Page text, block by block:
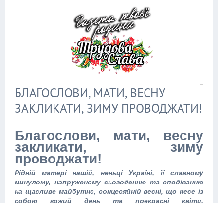
БЛАГОСЛОВИ, МАТИ, ВЕСНУ
ЗАКЛИКАТИ, ЗИМУ ПРОВОДЖАТИ!
Благослови, мати, весну
закликати, зиму
проводжати!
Рідній матері нашій, неньці Україні, її славному
минулому, напруженому сьогоденню та сподіванню
на щасливе майбутнє, сонцесяйній весні, що несе із
собою гожий день та прекрасні квіти,